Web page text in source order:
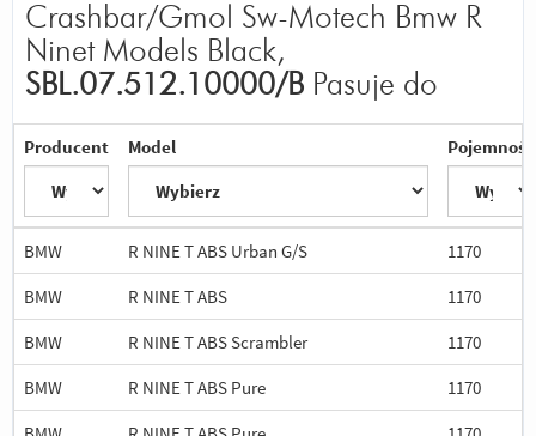
Crashbar/Gmol Sw-Motech Bmw R
Ninet Models Black,
SBL.07.512.10000/B Pasuje do
Producent Model Pojemność
BMW R NINE T ABS Urban G/S
1170
BMW
R NINE T ABS
1170
BMW
R NINE T ABS Scrambler
1170
BMW
R NINE T ABS Pure
1170